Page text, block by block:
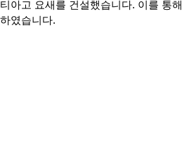
티아고 요새를 건설했습니다. 이를 통
하였습니다.